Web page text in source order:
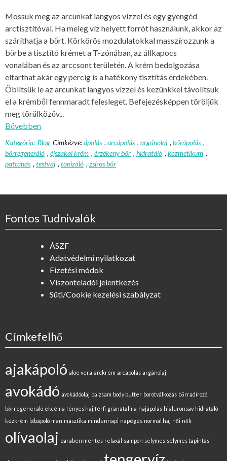
Mossuk meg az arcunkat langyos vízzel és egy gyengéd
arctisztítóval. Ha meleg víz helyett forrót használunk, akkor az
száríthatja a bőrt. Körkörös mozdulatokkal masszírozzunk a
bőrbe a tisztító krémet a T-zónában, az állkapocs
vonalában és az arccsont területén. A krém bedolgozása
eltarthat akár egy percig is a hatékony tisztítás érdekében.
Öblítsük le az arcunkat langyos vízzel és kezünkkel távolítsuk
el a krémből fennmaradt felesleget. Befejezésképpen töröljük
meg törülközőv...
Bővebben
Kategória: Blog Címkézve:ápolás , arcápolás , argánolaj , bőrápolás ,
bőrregeneráló , éjszakai krém , érzékeny bőr , hidratáló , kozmetikum ,
pattanás , testvaj , tonizáló , zsíros bőr
Fontos Tudnivalók
ÁSZF
Adatvédelmi nyilatkozat
Fizetési módok
Viszonteladói jelentkezés
Süti/Cookie kezelési szabályzat
Címkefelhő
ajakápoló aloe vera arckrém arcápolás argánolaj
avokádó avokádóolaj balzsam body butter borotválkozás bőrradírozó
bőrregeneráló ekcéma fényes haj férfi gránátalma hajápolás hialuronsav hidratáló
kézkrém lábápoló man masztika mindennapi napégés normál haj női nők
olívaolaj paraben mentes relaxál sampon selymes selymes tapintás